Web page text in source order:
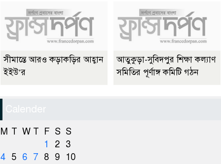
সীমান্তে আরও কড়াকড়ির আহ্বান
ইইউ’র
আতুকুড়া-সুবিদপুর শিক্ষা কল্যাণ
সমিতির পূর্ণাঙ্গ কমিটি গঠন
Calender
M T W T F S S
1
2 3
4 5 6 7 8 9
10